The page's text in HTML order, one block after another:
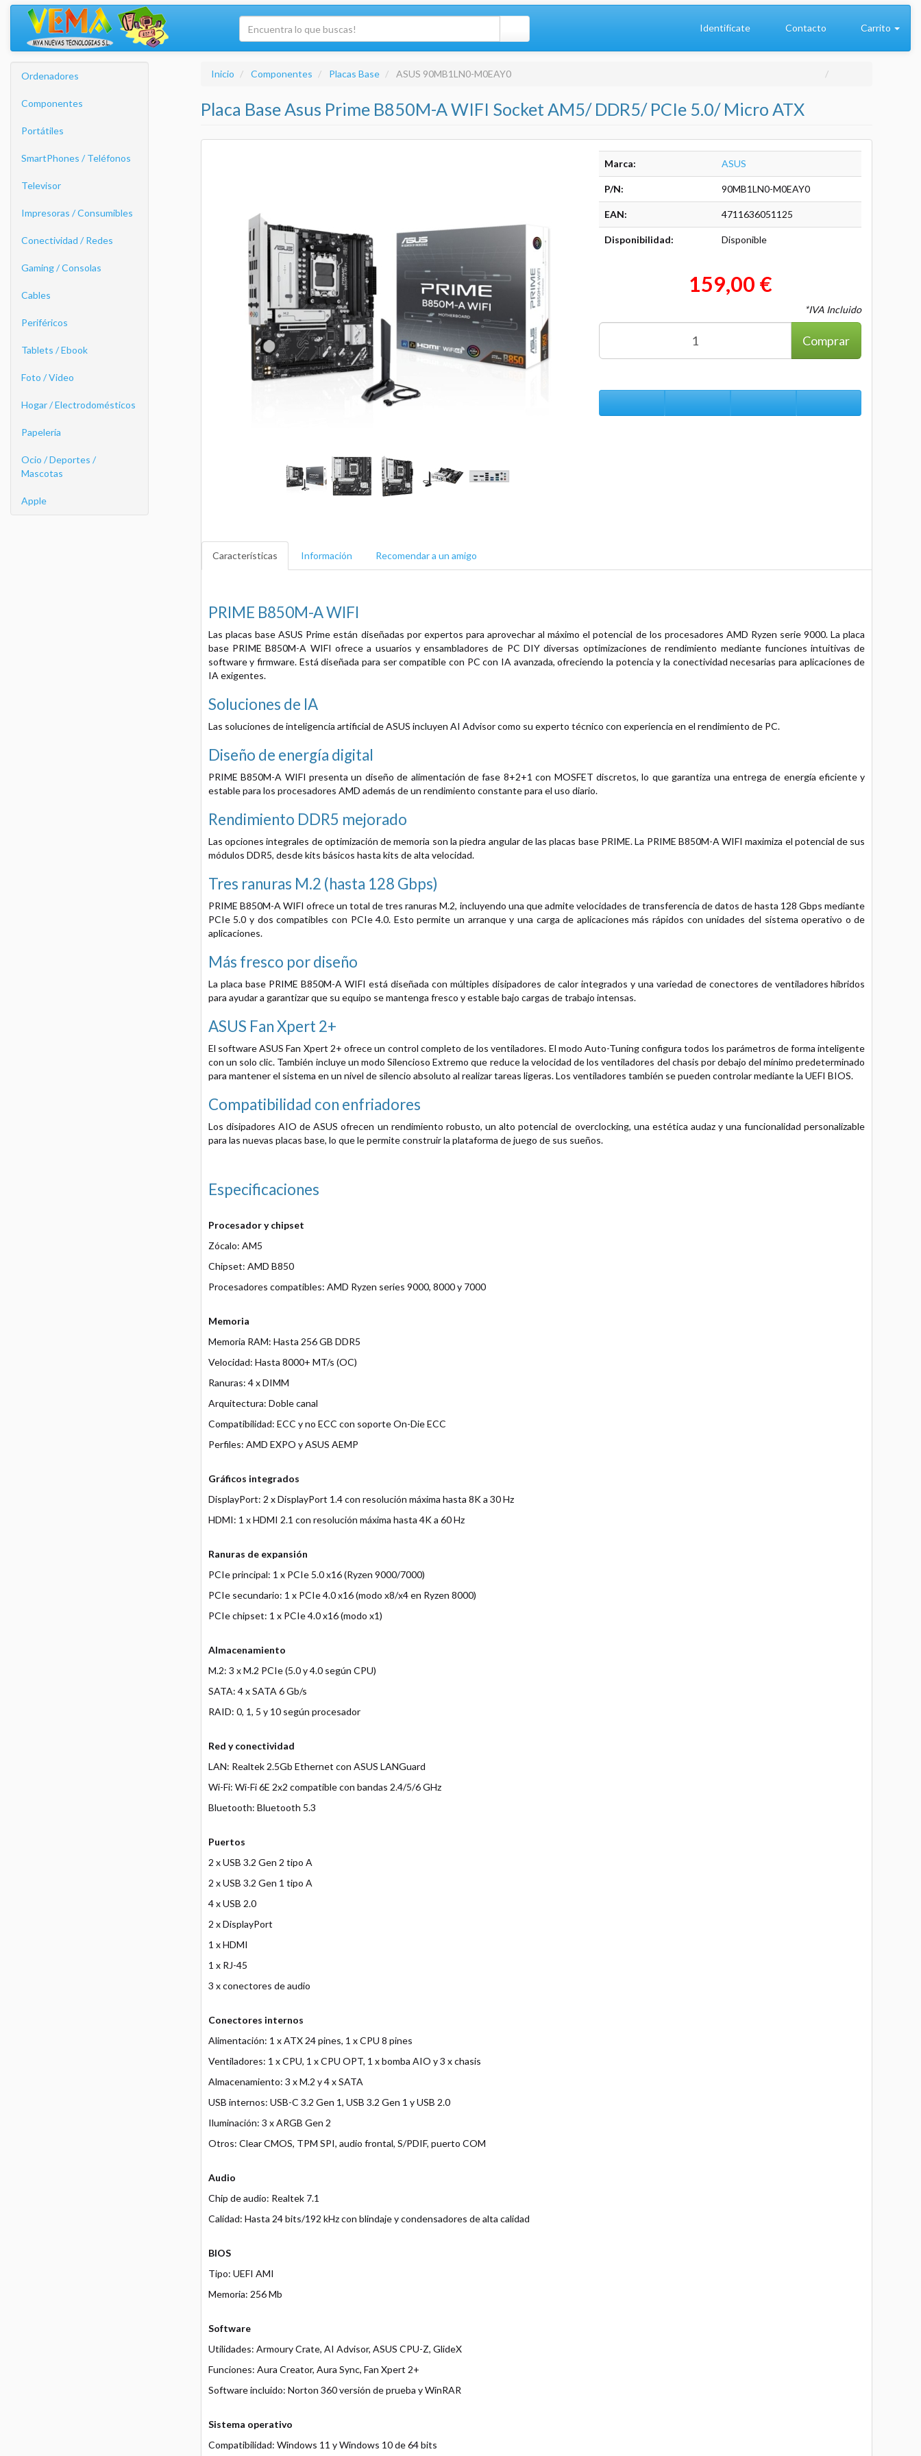
Identifícate Contacto Carrito
Ordenadores
Componentes
Portátiles
SmartPhones / Teléfonos
Televisor
Impresoras / Consumibles
Conectividad / Redes
Gaming / Consolas
Cables
Periféricos
Tablets / Ebook
Foto / Video
Hogar / Electrodomésticos
Papelería
Ocio / Deportes /
Mascotas
Apple
Inicio Componentes Placas Base ASUS 90MB1LN0-M0EAY0
Placa Base Asus Prime B850M-A WIFI Socket AM5/ DDR5/ PCIe 5.0/ Micro ATX
Marca: ASUS
P/N: 90MB1LN0-M0EAY0
EAN: 4711636051125
Disponibilidad: Disponible
159,00 €
*IVA Incluido
Comprar
Características Información Recomendar a un amigo
PRIME B850M-A WIFI
Las placas base ASUS Prime están diseñadas por expertos para aprovechar al máximo el potencial de los procesadores AMD Ryzen serie 9000. La placa
base PRIME B850M-A WIFI ofrece a usuarios y ensambladores de PC DIY diversas optimizaciones de rendimiento mediante funciones intuitivas de
software y firmware. Está diseñada para ser compatible con PC con IA avanzada, ofreciendo la potencia y la conectividad necesarias para aplicaciones de
IA exigentes.
Soluciones de IA
Las soluciones de inteligencia artificial de ASUS incluyen AI Advisor como su experto técnico con experiencia en el rendimiento de PC.
Diseño de energía digital
PRIME B850M-A WIFI presenta un diseño de alimentación de fase 8+2+1 con MOSFET discretos, lo que garantiza una entrega de energía eficiente y
estable para los procesadores AMD además de un rendimiento constante para el uso diario.
Rendimiento DDR5 mejorado
Las opciones integrales de optimización de memoria son la piedra angular de las placas base PRIME. La PRIME B850M-A WIFI maximiza el potencial de sus
módulos DDR5, desde kits básicos hasta kits de alta velocidad.
Tres ranuras M.2 (hasta 128 Gbps)
PRIME B850M-A WIFI ofrece un total de tres ranuras M.2, incluyendo una que admite velocidades de transferencia de datos de hasta 128 Gbps mediante
PCIe 5.0 y dos compatibles con PCIe 4.0. Esto permite un arranque y una carga de aplicaciones más rápidos con unidades del sistema operativo o de
aplicaciones.
Más fresco por diseño
La placa base PRIME B850M-A WIFI está diseñada con múltiples disipadores de calor integrados y una variedad de conectores de ventiladores híbridos
para ayudar a garantizar que su equipo se mantenga fresco y estable bajo cargas de trabajo intensas.
ASUS Fan Xpert 2+
El software ASUS Fan Xpert 2+ ofrece un control completo de los ventiladores. El modo Auto-Tuning configura todos los parámetros de forma inteligente
con un solo clic. También incluye un modo Silencioso Extremo que reduce la velocidad de los ventiladores del chasis por debajo del mínimo predeterminado
para mantener el sistema en un nivel de silencio absoluto al realizar tareas ligeras. Los ventiladores también se pueden controlar mediante la UEFI BIOS.
Compatibilidad con enfriadores
Los disipadores AIO de ASUS ofrecen un rendimiento robusto, un alto potencial de overclocking, una estética audaz y una funcionalidad personalizable
para las nuevas placas base, lo que le permite construir la plataforma de juego de sus sueños.
Especificaciones
Procesador y chipset
Zócalo: AM5
Chipset: AMD B850
Procesadores compatibles: AMD Ryzen series 9000, 8000 y 7000
Memoria
Memoria RAM: Hasta 256 GB DDR5
Velocidad: Hasta 8000+ MT/s (OC)
Ranuras: 4 x DIMM
Arquitectura: Doble canal
Compatibilidad: ECC y no ECC con soporte On-Die ECC
Perfiles: AMD EXPO y ASUS AEMP
Gráficos integrados
DisplayPort: 2 x DisplayPort 1.4 con resolución máxima hasta 8K a 30 Hz
HDMI: 1 x HDMI 2.1 con resolución máxima hasta 4K a 60 Hz
Ranuras de expansión
PCIe principal: 1 x PCIe 5.0 x16 (Ryzen 9000/7000)
PCIe secundario: 1 x PCIe 4.0 x16 (modo x8/x4 en Ryzen 8000)
PCIe chipset: 1 x PCIe 4.0 x16 (modo x1)
Almacenamiento
M.2: 3 x M.2 PCIe (5.0 y 4.0 según CPU)
SATA: 4 x SATA 6 Gb/s
RAID: 0, 1, 5 y 10 según procesador
Red y conectividad
LAN: Realtek 2.5Gb Ethernet con ASUS LANGuard
Wi-Fi: Wi-Fi 6E 2x2 compatible con bandas 2.4/5/6 GHz
Bluetooth: Bluetooth 5.3
Puertos
2 x USB 3.2 Gen 2 tipo A
2 x USB 3.2 Gen 1 tipo A
4 x USB 2.0
2 x DisplayPort
1 x HDMI
1 x RJ-45
3 x conectores de audio
Conectores internos
Alimentación: 1 x ATX 24 pines, 1 x CPU 8 pines
Ventiladores: 1 x CPU, 1 x CPU OPT, 1 x bomba AIO y 3 x chasis
Almacenamiento: 3 x M.2 y 4 x SATA
USB internos: USB-C 3.2 Gen 1, USB 3.2 Gen 1 y USB 2.0
Iluminación: 3 x ARGB Gen 2
Otros: Clear CMOS, TPM SPI, audio frontal, S/PDIF, puerto COM
Audio
Chip de audio: Realtek 7.1
Calidad: Hasta 24 bits/192 kHz con blindaje y condensadores de alta calidad
BIOS
Tipo: UEFI AMI
Memoria: 256 Mb
Software
Utilidades: Armoury Crate, AI Advisor, ASUS CPU-Z, GlideX
Funciones: Aura Creator, Aura Sync, Fan Xpert 2+
Software incluido: Norton 360 versión de prueba y WinRAR
Sistema operativo
Compatibilidad: Windows 11 y Windows 10 de 64 bits